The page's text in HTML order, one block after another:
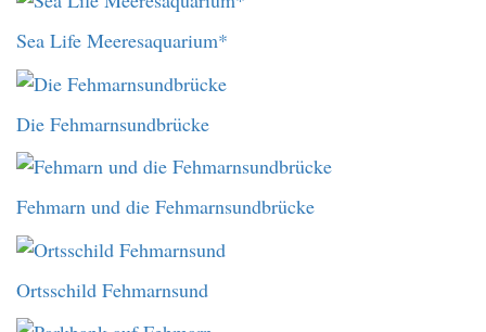
Sea Life Meeresaquarium*
Die Fehmarnsundbrücke
Fehmarn und die Fehmarnsundbrücke
Ortsschild Fehmarnsund